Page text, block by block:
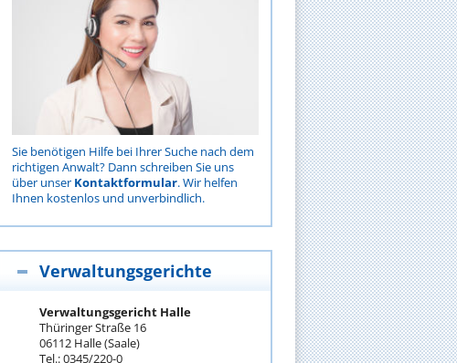
Sie benötigen Hilfe bei Ihrer Suche nach dem
richtigen Anwalt? Dann schreiben Sie uns
über unser Kontaktformular. Wir helfen
Ihnen kostenlos und unverbindlich.
Verwaltungsgerichte
Verwaltungsgericht Halle
Thüringer Straße 16
06112 Halle (Saale)
Tel.: 0345/220-0